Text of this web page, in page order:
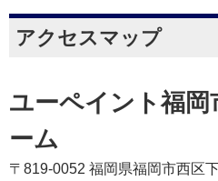
アクセスマップ
ユーペイント福
ーム
〒819-0052 福岡県福岡市西区